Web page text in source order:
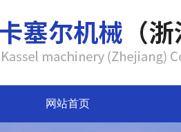
网站首页